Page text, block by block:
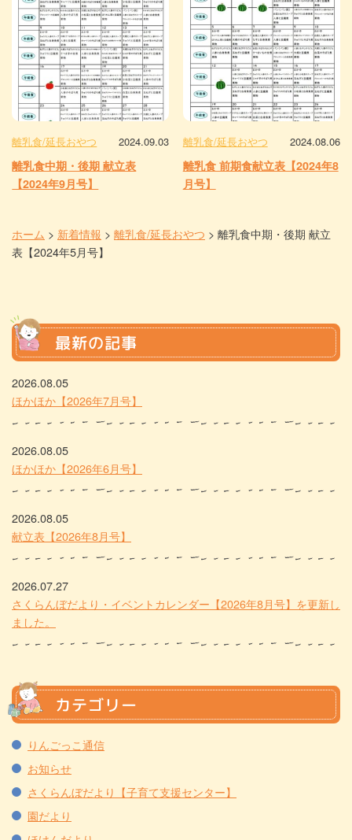
離乳食/延長おやつ 2024.09.03
離乳食中期・後期 献立表
【2024年9月号】
離乳食/延長おやつ 2024.08.06
離乳食 前期食献立表【2024年8
月号】
ホーム > 新着情報 > 離乳食/延長おやつ > 離乳食中期・後期 献立
表【2024年5月号】
最新の記事
2026.08.05
ほかほか【2026年7月号】
2026.08.05
ほかほか【2026年6月号】
2026.08.05
献立表【2026年8月号】
2026.07.27
さくらんぼだより・イベントカレンダー【2026年8月号】を更新し
ました。
カテゴリー
りんごっこ通信
お知らせ
さくらんぼだより【子育て支援センター】
園だより